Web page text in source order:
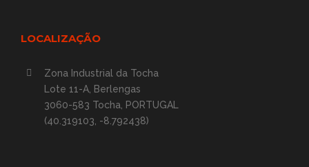
LOCALIZAÇÃO
Zona Industrial da Tocha
Lote 11-A, Berlengas
3060-583 Tocha, PORTUGAL
(40.319103, -8.792438)